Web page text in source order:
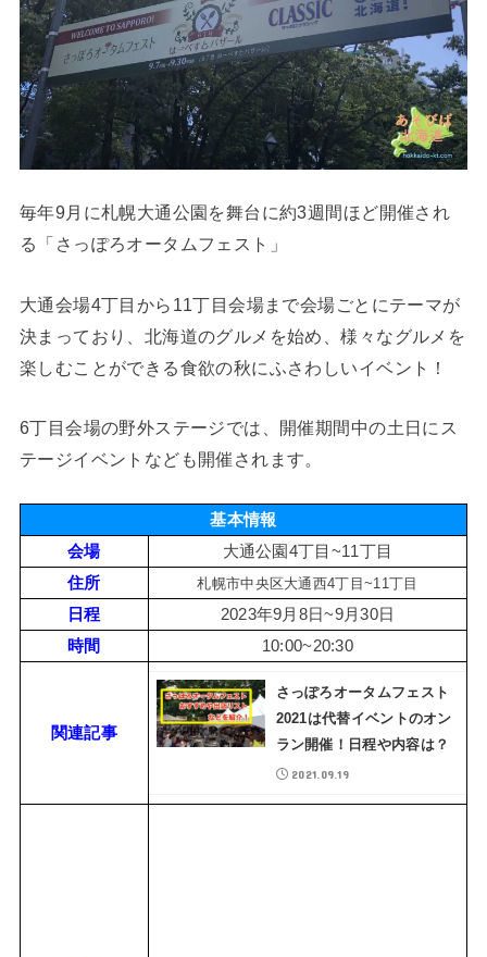
毎年9月に札幌大通公園を舞台に約3週間ほど開催され
る「さっぽろオータムフェスト」
大通会場4丁目から11丁目会場まで会場ごとにテーマが
決まっており、北海道のグルメを始め、様々なグルメを
楽しむことができる食欲の秋にふさわしいイベント！
6丁目会場の野外ステージでは、開催期間中の土日にス
テージイベントなども開催されます。
基本情報
会場
大通公園4丁目~11丁目
住所
札幌市中央区大通西4丁目~11丁目
日程
2023年9月8日~9月30日
時間
10:00~20:30
関連記事
さっぽろオータムフェスト
2021は代替イベントのオン
ラン開催！日程や内容は？
2021.09.19